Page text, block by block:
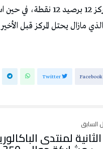
الصعود إلى المركز 12 برصيد
Facebook
Twitter